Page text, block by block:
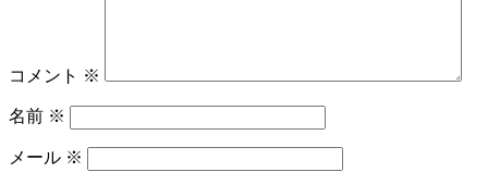
コメント ※
名前 ※
メール ※